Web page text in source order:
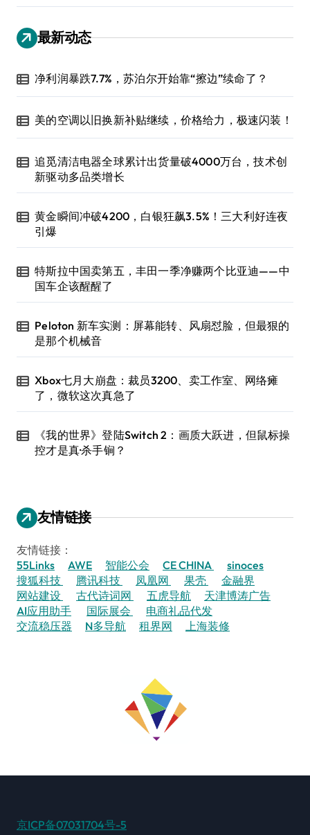
最新动态
净利润暴跌7.7%，苏泊尔开始靠“擦边”续命了？
美的空调以旧换新补贴继续，价格给力，极速闪装！
追觅清洁电器全球累计出货量破4000万台，技术创
新驱动多品类增长
黄金瞬间冲破4200，白银狂飙3.5%！三大利好连夜
引爆
特斯拉中国卖第五，丰田一季净赚两个比亚迪——中
国车企该醒醒了
Peloton 新车实测：屏幕能转、风扇怼脸，但最狠的
是那个机械音
Xbox七月大崩盘：裁员3200、卖工作室、网络瘫
了，微软这次真急了
《我的世界》登陆Switch 2：画质大跃进，但鼠标操
控才是真·杀手锏？
友情链接
友情链接：
55Links
AWE 智能公会 CE CHINA
sinoces
搜狐科技
腾讯科技 凤凰网 果壳
金融界
网站建设
古代诗词网 五虎导航
天津博涛广告
AI应用助手
国际展会
电商礼品代发
交流稳压器
N多导航 租界网 上海装修
京ICP备07031704号-5